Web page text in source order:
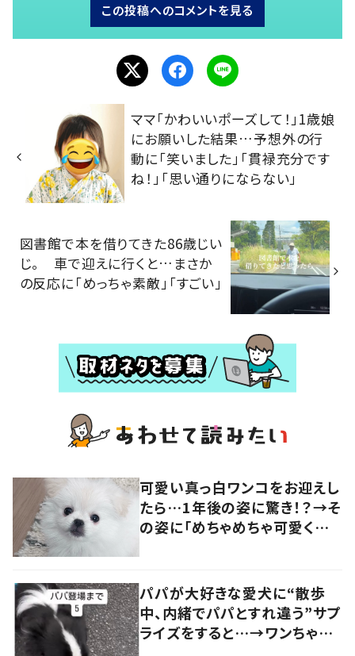
この投稿へのコメントを見る
ママ「かわいいポーズして！」1歳娘
にお願いした結果…予想外の行
動に「笑いました」「貫禄充分です
ね！」「思い通りにならない」
図書館で本を借りてきた86歳じい
じ。 車で迎えに行くと…まさか
の反応に「めっちゃ素敵」「すごい」
可愛い真っ白ワンコをお迎えし
たら…1年後の姿に驚き！？→そ
の姿に「めちゃめちゃ可愛くて
パパが大好きな愛犬に“散歩
中、内緒でパパとすれ違う”サプ
ライズをすると…→ワンちゃん